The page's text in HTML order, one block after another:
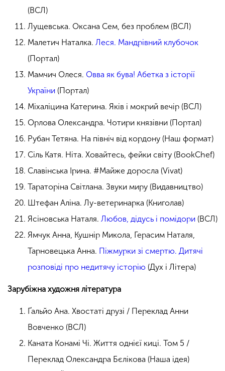
(ВСЛ)
Лущевська. Оксана Сем, без проблем (ВСЛ)
Малетич Наталка. Леся. Мандрівний клубочок
(Портал)
Мамчич Олеся. Овва як бува! Абетка з історії
України (Портал)
Міхаліцина Катерина. Яків і мокрий вечір (ВСЛ)
Орлова Олександра. Чотири князівни (Портал)
Рубан Тетяна. На північ від кордону (Наш формат)
Сіль Катя. Ніта. Ховайтесь, фейки світу (BookChef)
Славінська Ірина. #Майже доросла (Vivat)
Тараторіна Світлана. Звуки миру (Видавництво)
Штефан Аліна. Лу-ветеринарка (Книголав)
Ясіновська Наталя. Любов, дідусь і помідори (ВСЛ)
Ямчук Анна, Кушнір Микола, Герасим Наталя,
Тарновецька Анна. Піжмурки зі смертю. Дитячі
розповіді про недитячу історію (Дух і Літера)
Зарубіжна художня література
Ґальйо Ана. Хвостаті друзі / Переклад Анни
Вовченко (ВСЛ)
Каната Конамі Чі. Життя однієї киці. Том 5 /
Переклад Олександра Бєлікова (Наша ідея)